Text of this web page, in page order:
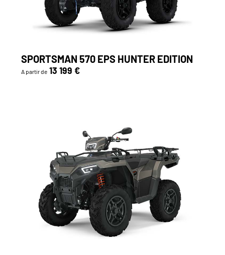
SPORTSMAN 570 EPS HUNTER EDITION
A partir de 13 199 €